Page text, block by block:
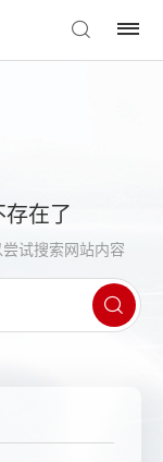
在了
试搜索网站内容